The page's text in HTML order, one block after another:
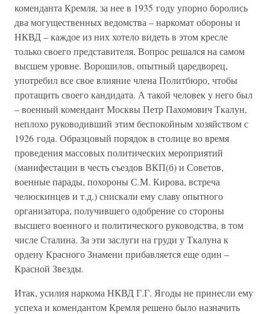
коменданта Кремля, за нее в 1935 году упорно боролись
два могущественных ведомства – наркомат обороны и
НКВД – каждое из них хотело видеть в этом кресле
только своего представителя. Вопрос решался на самом
высшем уровне. Ворошилов, опытный царедворец,
употребил все свое влияние члена Политбюро, чтобы
протащить своего кандидата. А такой человек у него был
– военный комендант Москвы Петр Пахомович Ткалун,
неплохо руководивший этим беспокойным хозяйством с
1926 года. Образцовый порядок в столице во время
проведения массовых политических мероприятий
(манифестации в честь съездов ВКП(б) и Советов,
военные парады, похороны С.М. Кирова, встреча
челюскинцев и т.д.) снискали ему славу опытного
организатора, получившего одобрение со стороны
высшего военного и политического руководства, в том
числе Сталина. За эти заслуги на груди у Ткалуна к
ордену Красного Знамени прибавляется еще один –
Красной Звезды.
Итак, усилия наркома НКВД Г.Г. Ягоды не принесли ему
успеха и комендантом Кремля решено было назначить